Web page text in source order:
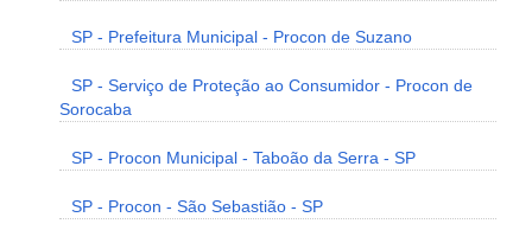
SP - Prefeitura Municipal - Procon de Suzano
SP - Serviço de Proteção ao Consumidor - Procon de
Sorocaba
SP - Procon Municipal - Taboão da Serra - SP
SP - Procon - São Sebastião - SP